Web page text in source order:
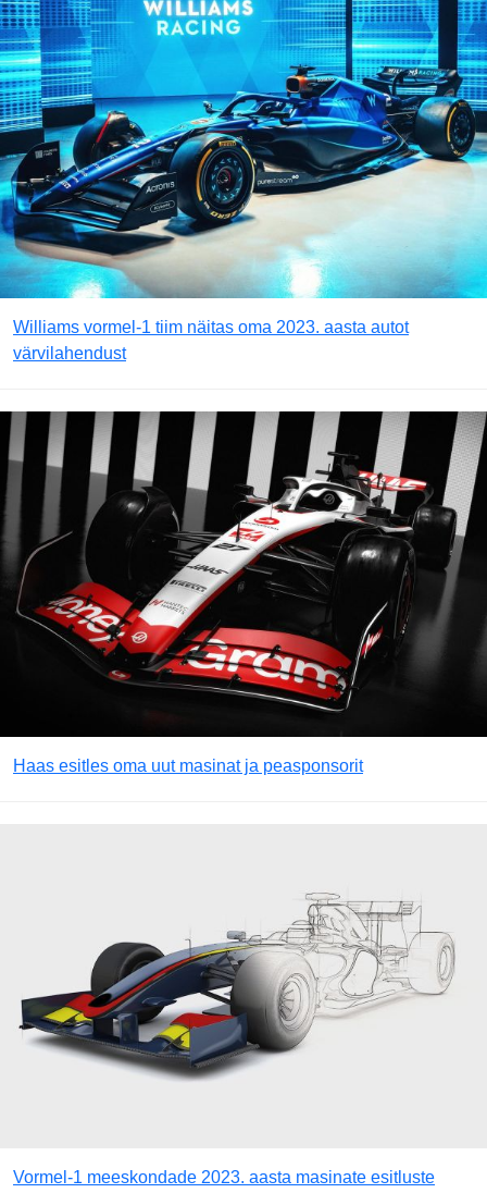
Williams vormel-1 tiim näitas oma 2023. aasta autot
värvilahendust
Haas esitles oma uut masinat ja peasponsorit
Vormel-1 meeskondade 2023. aasta masinate esitluste